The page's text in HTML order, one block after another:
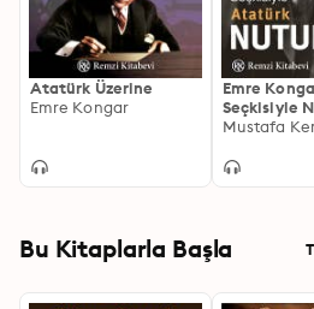
Atatürk Üzerine
Emre Kongar
Emre
Seçkisiyle
Bu Kitaplarla Başla